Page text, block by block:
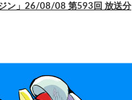
ン」26/08/08 第593回 放送分